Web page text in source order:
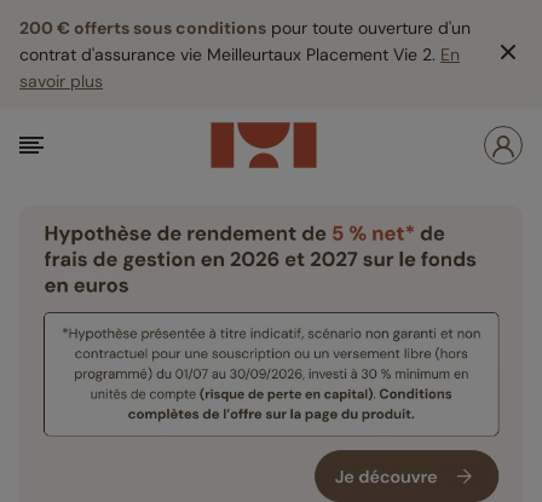
200 € offerts sous conditions pour toute ouverture d'un
contrat d'assurance vie Meilleurtaux Placement Vie 2. En
savoir plus